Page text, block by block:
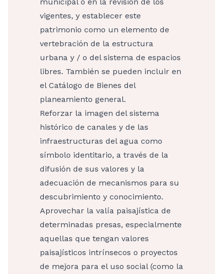
vigentes, y establecer este
patrimonio como un elemento de
vertebración de la estructura
urbana y / o del sistema de espacios
libres. También se pueden incluir en
el Catálogo de Bienes del
planeamiento general.
Reforzar la imagen del sistema
histórico de canales y de las
infraestructuras del agua como
símbolo identitario, a través de la
difusión de sus valores y la
adecuación de mecanismos para su
descubrimiento y conocimiento.
Aprovechar la valía paisajística de
determinadas presas, especialmente
aquellas que tengan valores
paisajísticos intrínsecos o proyectos
de mejora para el uso social (como la